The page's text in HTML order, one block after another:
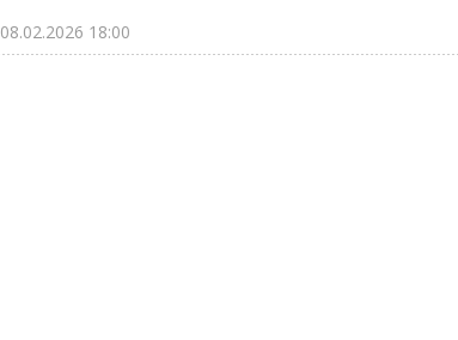
08.02.2026 18:00